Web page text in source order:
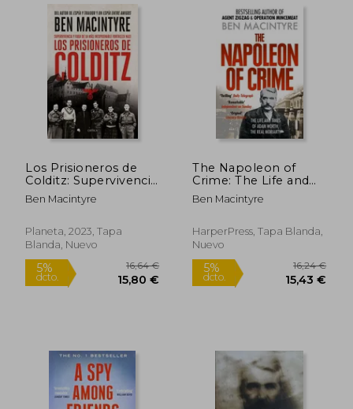
dcto. 16,94 € dcto.
5%
dcto. 13,05 €
Los Prisioneros de
Colditz: Supervivencia
Y Fuga de la Más
Inexpugnable
Ben Macintyre
Planeta, 2023, Tapa
Blanda, Nuevo
The Napoleon of
Crime: The Life and
Times of Adam
Worth, the Real
Ben Macintyre
HarperPress, Tapa Blanda,
Nuevo